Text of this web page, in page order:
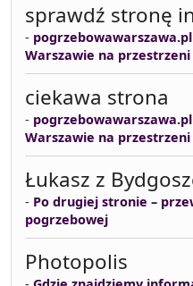
sprawdź stronę
-
Warszawie na
ciekawa strona
-
Warszawie na
Łukasz z
- Po drugiej stronie –
pogrzebowej
Photopolis